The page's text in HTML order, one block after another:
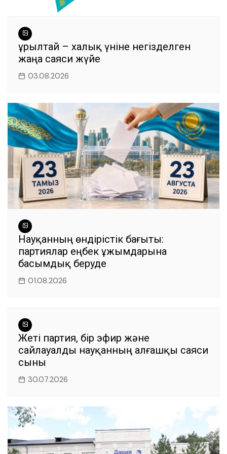
Құрылтай – халық үніне негізделген
жаңа саяси жүйе
03.08.2026
Науқанның өндірістік бағыты:
партиялар еңбек ұжымдарына
басымдық беруде
01.08.2026
Жеті партия, бір эфир және
сайлауалды науқанның алғашқы саяси
сыны
30.07.2026